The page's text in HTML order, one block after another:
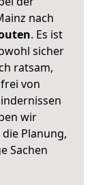
nach
. Es ist
sicher
ratsam,
von
wir
Planung,
Sachen